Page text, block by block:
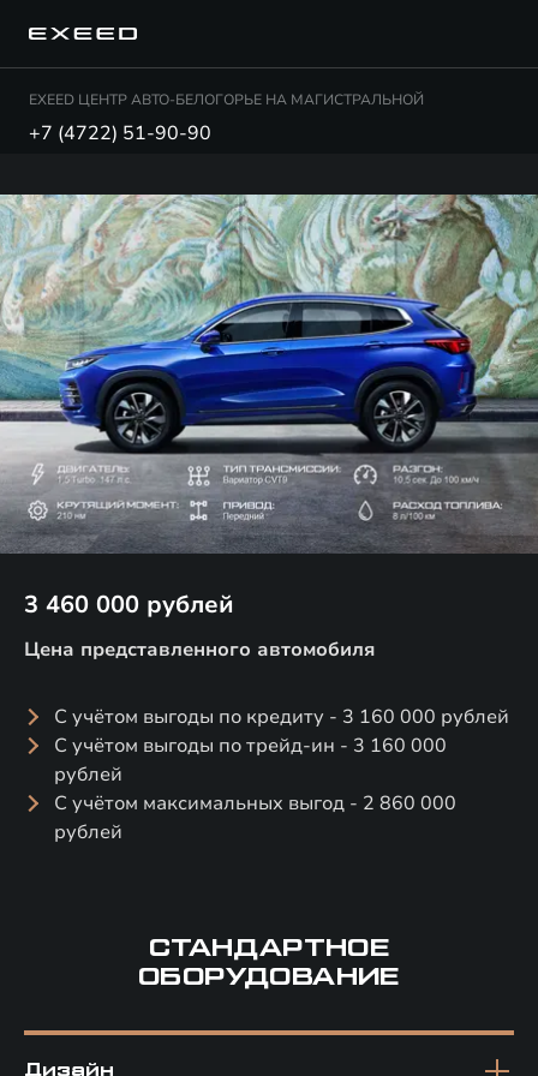
EXEED ЦЕНТР АВТО-БЕЛОГОРЬЕ НА МАГИСТРАЛЬНОЙ
+7 (4722) 51-90-90
LX 1.5 PRESTIGE PLUS
3 460 000 рублей
Цена представленного автомобиля
С учётом выгоды по кредиту - 3 160 000 рублей
С учётом выгоды по трейд-ин - 3 160 000
рублей
С учётом максимальных выгод - 2 860 000
рублей
СТАНДАРТНОЕ
ОБОРУДОВАНИЕ
Дизайн